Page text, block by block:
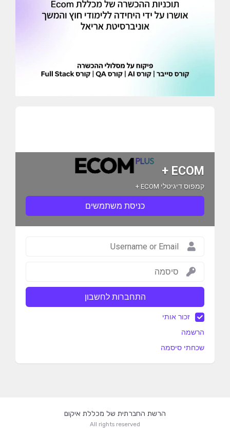
ECOM +
קמפוס דיגיטלי ECOM +
כניסת משתמשים
התחברות לחשבון
זכור אותי
הרשמה
שכחתי סיסמה
הרשת החברתית של מכללת איקום
All rights reserved